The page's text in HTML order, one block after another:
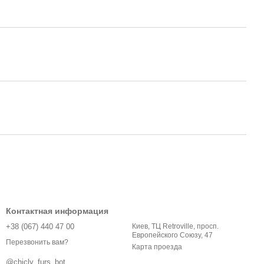
Контактная информация
+38 (067) 440 47 00
Перезвонить вам?
@chicly_furs_bot
Киев, ТЦ Retroville, просп.
Европейского Союзу, 47
Карта проезда